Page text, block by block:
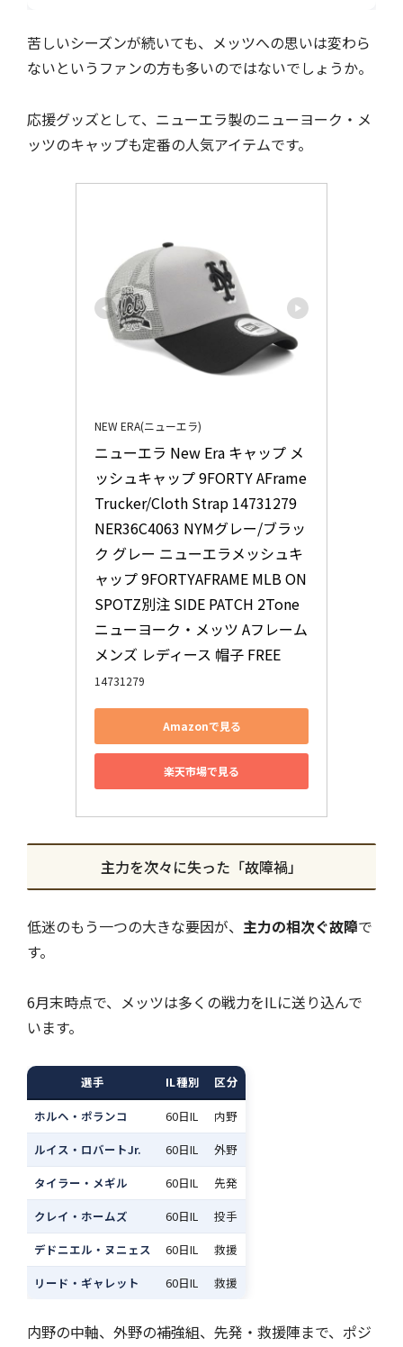
苦しいシーズンが続いても、メッツへの思いは変わら
ないというファンの方も多いのではないでしょうか。
応援グッズとして、ニューエラ製のニューヨーク・メ
ッツのキャップも定番の人気アイテムです。
NEW ERA(ニューエラ)
ニューエラ New Era キャップ メ
ッシュキャップ 9FORTY AFrame
Trucker/Cloth Strap 14731279
NER36C4063 NYMグレー/ブラッ
ク グレー ニューエラメッシュキ
ャップ 9FORTYAFRAME MLB ON
SPOTZ別注 SIDE PATCH 2Tone
ニューヨーク・メッツ Aフレーム
メンズ レディース 帽子 FREE
14731279
Amazonで見る
楽天市場で見る
主力を次々に失った「故障禍」
低迷のもう一つの大きな要因が、 主力の相次ぐ故障で
す。
6月末時点で、メッツは多くの戦力をILに送り込んで
います。
選手 IL種別
区分
ホルヘ・ポランコ
60日IL
内野
ルイス・ロバートJr.
60日IL
外野
タイラー・メギル
60日IL
先発
クレイ・ホームズ
60日IL
投手
デドニエル・ヌニェス
60日IL
救援
リード・ギャレット
60日IL 救援
内野の中軸、外野の補強組、先発・救援陣まで、ポジ